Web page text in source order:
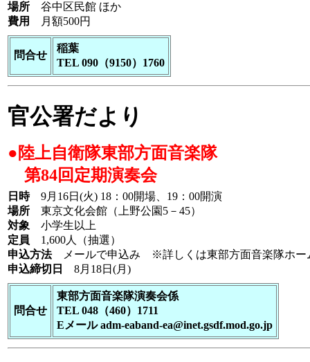
場所 谷中区民館 ほか
費用
月額500円
問合せ
稲葉
TEL 090（9150）1760
官公署だより
●陸上自衛隊東部方面音楽隊
第84回定期演奏会
日時9月16日(火) 18：00開場、19：00開演
場所 東京文化会館（上野公園5－45）
対象 小学生以上
定員 1,600人（抽選）
申込方法メールで申込み ※詳しくは東部方面音楽隊ホー
申込締切日
8月18日(月)
問合せ
東部方面音楽隊演奏会係
TEL 048（460）1711
Eメール adm-eaband-ea@inet.gsdf.mod.go.jp